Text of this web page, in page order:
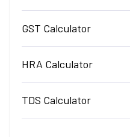
GST Calculator
HRA Calculator
TDS Calculator